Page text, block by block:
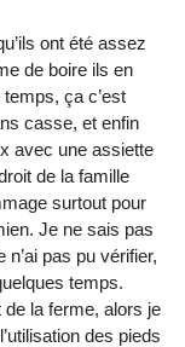
ont été assez
de boire ils en
ça c’est
casse, et enfin
avec une assiette
de la famille
surtout pour
Je ne sais pas
pas pu vérifier,
temps.
de la ferme, alors je
des pieds